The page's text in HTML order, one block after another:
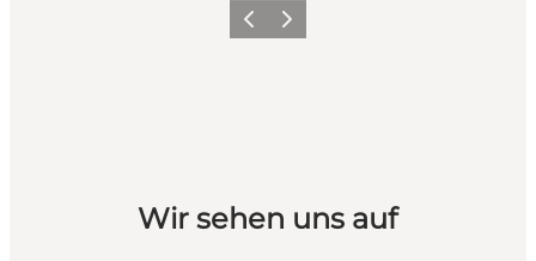
Vorherige Folie
Nächste Folie
Wir sehen uns auf